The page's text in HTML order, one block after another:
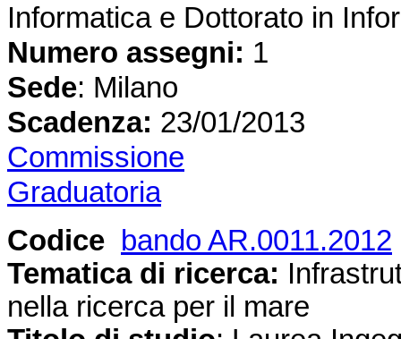
Informatica e Dottorato in
Numero assegni: 1
Sede: Milano
Scadenza: 23/01/2013
Commissione
Graduatoria
Codice
bando AR.0011.2012
Tematica di ricerca:
nella ricerca per il mare